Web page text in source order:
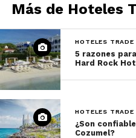
Más de Hoteles
HOTELES TRADE
5 razones
Hard Rock
HOTELES TRADE
¿Son
Cozumel?